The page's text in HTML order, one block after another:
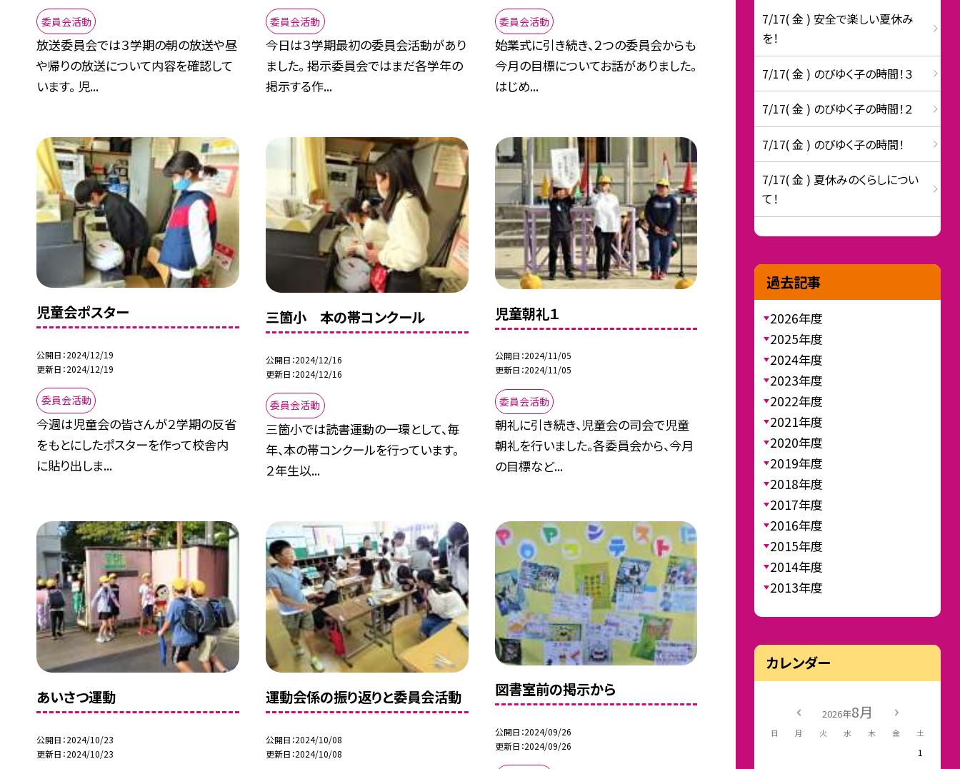
委員会活動
放送委員会では３学期の朝の放送や昼
や帰りの放送について内容を確認して
います。 児...
委員会活動
今日は３学期最初の委員会活動があり
ました。 掲示委員会ではまだ各学年の
掲示する作...
委員会活動
始業式に引き続き、２つの委員会からも
今月の目標についてお話がありました。
はじめ...
児童会ポスター
公開日 2024/12/19
更新日 2024/12/19
委員会活動
今週は児童会の皆さんが２学期の反省
をもとにしたポスターを作って校舎内
に貼り出しま...
三箇小 本の帯コンクール
公開日 2024/12/16
更新日 2024/12/16
委員会活動
三箇小では読書運動の一環として、毎
年、本の帯コンクールを行っています。
２年生以...
児童朝礼１
公開日 2024/11/05
更新日 2024/11/05
委員会活動
朝礼に引き続き、児童会の司会で児童
朝礼を行いました。各委員会から、今月
の目標など...
あいさつ運動
公開日 2024/10/23
更新日 2024/10/23
運動会係の振り返りと委員会活動
公開日 2024/10/08
更新日 2024/10/08
図書室前の掲示から
公開日 2024/09/26
更新日 2024/09/26
7/17( 金 ) 安全で楽しい夏休み
を！
7/17( 金 ) のびゆく子の時間！３
7/17( 金 ) のびゆく子の時間！２
7/17( 金 ) のびゆく子の時間！
7/17( 金 ) 夏休みのくらしについ
て！
過去記事
2026年度
2025年度
2024年度
2023年度
2022年度
2021年度
2020年度
2019年度
2018年度
2017年度
2016年度
2015年度
2014年度
2013年度
カレンダー
2026年8月
日 月 火 水 木 金 土
1